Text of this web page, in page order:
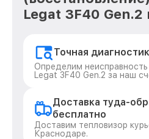
Legat 3F40
Точная
Определим неисправность
Legat 3F40 Gen.2 за наш
Доставка туда-
бесплатно
Доставим тепловизор
Краснодаре.